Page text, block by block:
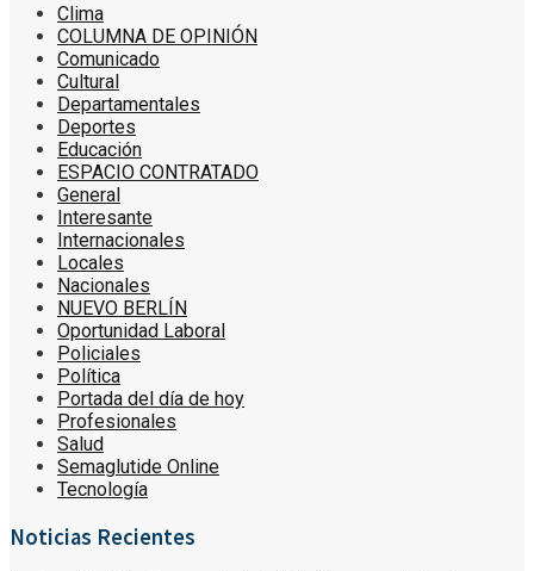
Clima
COLUMNA DE OPINIÓN
Comunicado
Cultural
Departamentales
Deportes
Educación
ESPACIO CONTRATADO
General
Interesante
Internacionales
Locales
Nacionales
NUEVO BERLÍN
Oportunidad Laboral
Policiales
Política
Portada del día de hoy
Profesionales
Salud
Semaglutide Online
Tecnología
Noticias Recientes